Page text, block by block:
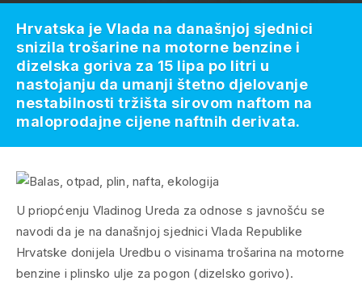
U priopćenju Vladinog Ureda za odnose s javnošću se
navodi da je na današnjoj sjednici Vlada Republike
Hrvatske donijela Uredbu o visinama trošarina na motorne
benzine i plinsko ulje za pogon (dizelsko gorivo).
Hrvatska je Vlada na današnjoj sjednici
snizila trošarine na motorne benzine i
dizelska goriva za 15 lipa po litri u
nastojanju da umanji štetno djelovanje
nestabilnosti tržišta sirovom naftom na
maloprodajne cijene naftnih derivata.